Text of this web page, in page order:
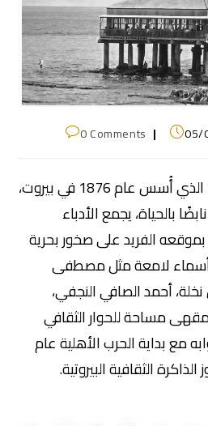
05/
0 Comments
شكّل مقهى الحاج داود، الذي أُسس عام 1876 في بيروت،
بالحياة، يجمع الأدباء
بموقعه الفريد على صخور بحرية
أسماء لامعة مثل مصطفى
أحمد الصافي النجفي،
مساحة للحوار الثقافي
مع بداية الحرب الأهلية عام